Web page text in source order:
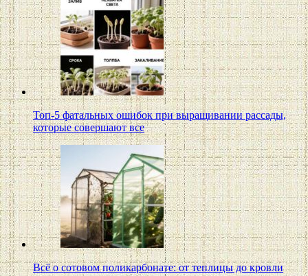
Топ-5 фатальных ошибок при выращивании рассады,
которые совершают все
Всё о сотовом поликарбонате: от теплицы до кровли